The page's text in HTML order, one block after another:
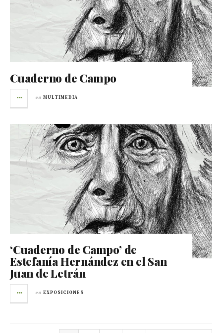
Cuaderno de Campo
en MULTIMEDIA
‘Cuaderno de Campo’ de
Estefanía Hernández en el San
Juan de Letrán
en EXPOSICIONES